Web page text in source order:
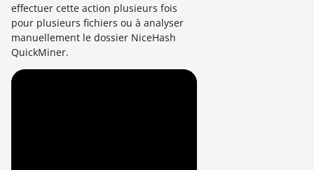
effectuer cette action plusieurs fois
pour plusieurs fichiers ou à analyser
manuellement le dossier NiceHash
QuickMiner.